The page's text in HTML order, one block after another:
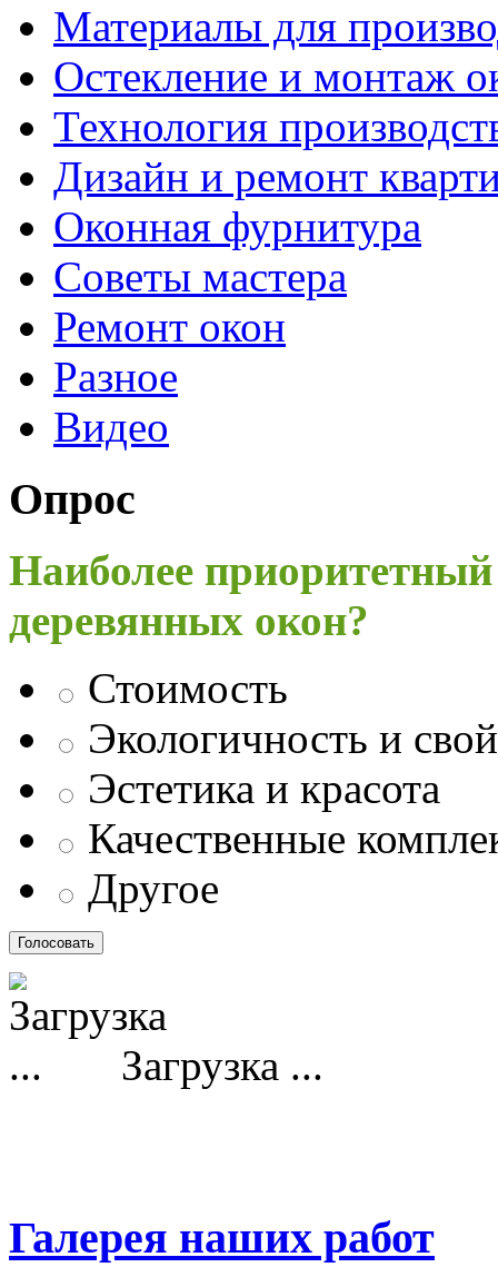
Материалы для
Остекление и монтаж
Технология
Дизайн и ремонт
Оконная фурнитура
Советы мастера
Ремонт окон
Разное
Видео
Опрос
Наиболее
деревянных окон?
Стоимость
Экологичность и
Эстетика и красота
Качественные
Другое
Загрузка ...
Галерея наших работ